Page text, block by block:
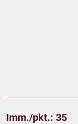
Imm./pkt.: 35